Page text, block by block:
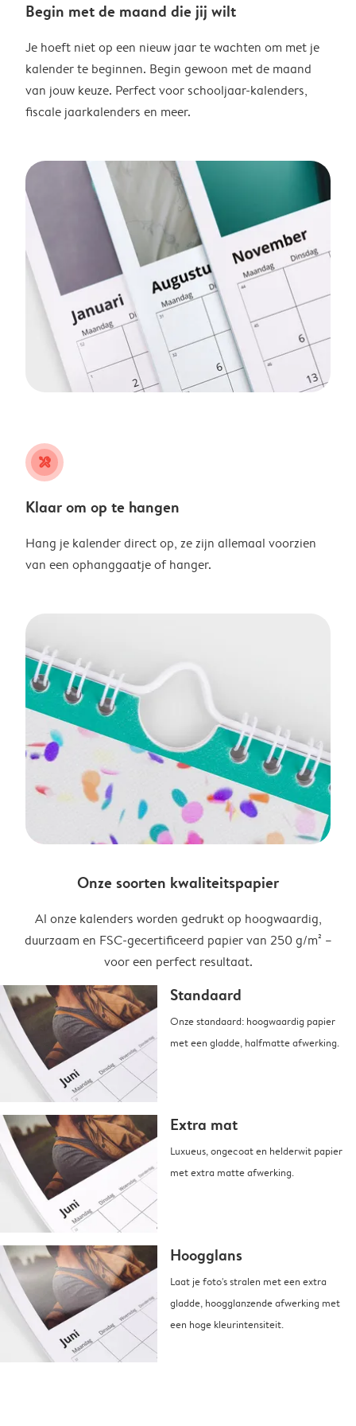
Begin met de maand die jij wilt
Je hoeft niet op een nieuw jaar te wachten om met je
kalender te beginnen. Begin gewoon met de maand
van jouw keuze. Perfect voor schooljaar-kalenders,
fiscale jaarkalenders en meer.
tools
Klaar om op te hangen
Hang je kalender direct op, ze zijn allemaal voorzien
van een ophanggaatje of hanger.
Onze soorten kwaliteitspapier
Al onze kalenders worden gedrukt op hoogwaardig,
duurzaam en FSC-gecertificeerd papier van 250 g/m² –
voor een perfect resultaat.
Standaard
Onze standaard: hoogwaardig papier
met een gladde, halfmatte afwerking.
Extra mat
Luxueus, ongecoat en helderwit papier
met extra matte afwerking.
Hoogglans
Laat je foto's stralen met een extra
gladde, hoogglanzende afwerking met
een hoge kleurintensiteit.